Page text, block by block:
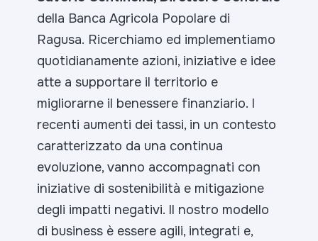
della Banca Agricola Popolare di
Ragusa. Ricerchiamo ed implementiamo
quotidianamente azioni, iniziative e idee
atte a supportare il territorio e
migliorarne il benessere finanziario. I
recenti aumenti dei tassi, in un contesto
caratterizzato da una continua
evoluzione, vanno accompagnati con
iniziative di sostenibilità e mitigazione
degli impatti negativi. Il nostro modello
di business è essere agili, integrati e,